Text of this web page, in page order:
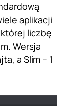
aplikacji
liczbę
Wersja
a Slim – 1